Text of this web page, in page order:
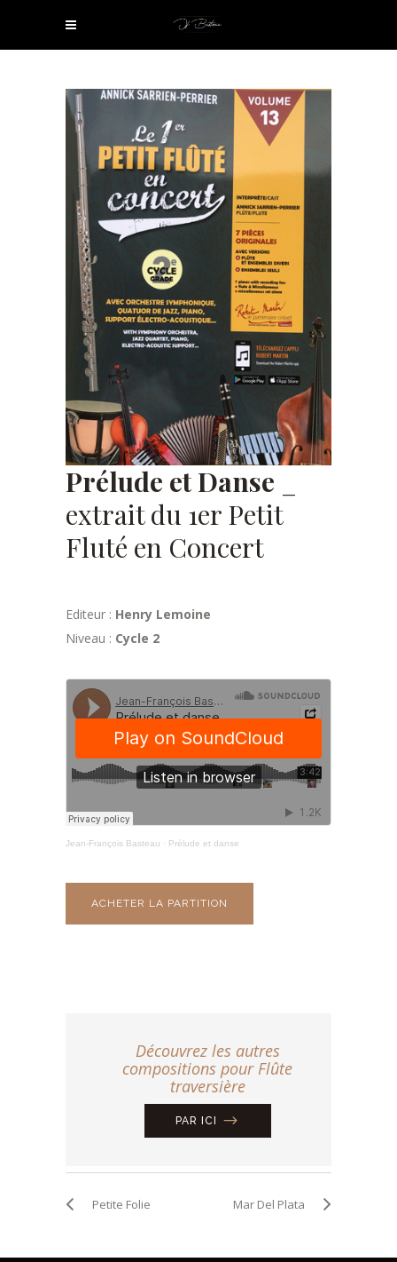
Prélude et Danse
extrait du 1er Petit
Fluté en Concert
Editeur : Henry Lemoine
Niveau : Cycle 2
Jean-François Basteau · Prélude et danse
ACHETER LA PARTITION
Découvrez les autres
compositions pour Flûte
traversière
PAR ICI
Petite Folie Mar Del Plata